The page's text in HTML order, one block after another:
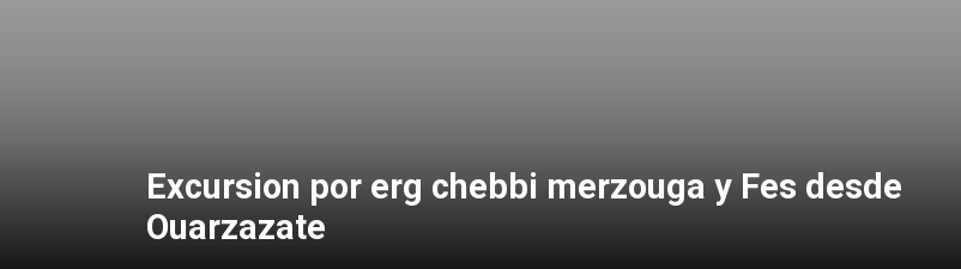
Excursion por erg chebbi merzouga y Fes desde
Ouarzazate